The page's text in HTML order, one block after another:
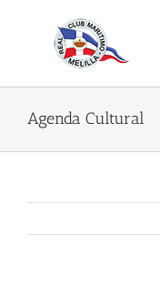
Agenda Cultural